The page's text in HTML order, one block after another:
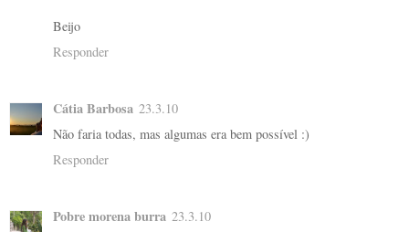
Beijo
Responder
Cátia Barbosa 23.3.10
Não faria todas, mas algumas era bem possível :)
Responder
Pobre morena burra 23.3.10